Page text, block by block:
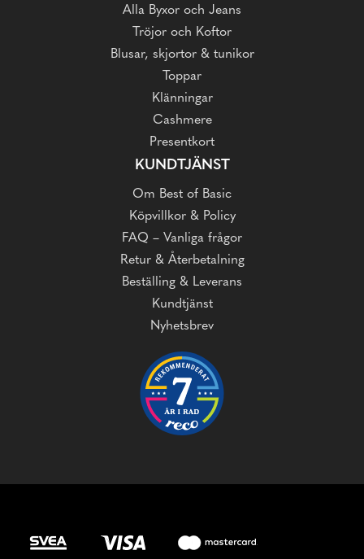
Alla Byxor och Jeans
Tröjor och Koftor
Blusar, skjortor & tunikor
Toppar
Klänningar
Cashmere
Presentkort
KUNDTJÄNST
Om Best of Basic
Köpvillkor & Policy
FAQ – Vanliga frågor
Retur & Återbetalning
Beställing & Leverans
Kundtjänst
Nyhetsbrev